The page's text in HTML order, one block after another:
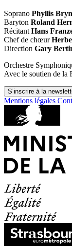
Soprano Phyllis
Baryton Roland
Récitant Hans
Chef de chœur
Direction Gary
Orchestre
Avec le soutien de la
S’inscrire à la
Mentions légales